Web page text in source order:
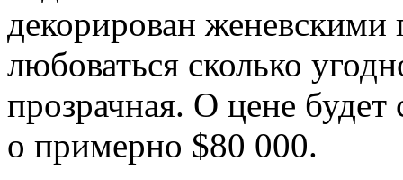
декорирован
любоваться сколько
прозрачная. О цене
о примерно $80 000.